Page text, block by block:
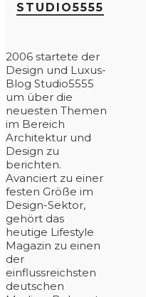
STUDIO5555
2006 startete der
Design und Luxus-
Blog Studio5555
um über die
neuesten Themen
im Bereich
Architektur und
Design zu
berichten.
Avanciert zu einer
festen Größe im
Design-Sektor,
gehört das
heutige Lifestyle
Magazin zu einen
der
einflussreichsten
deutschen